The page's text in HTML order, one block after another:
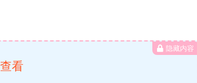
隐藏内容
看